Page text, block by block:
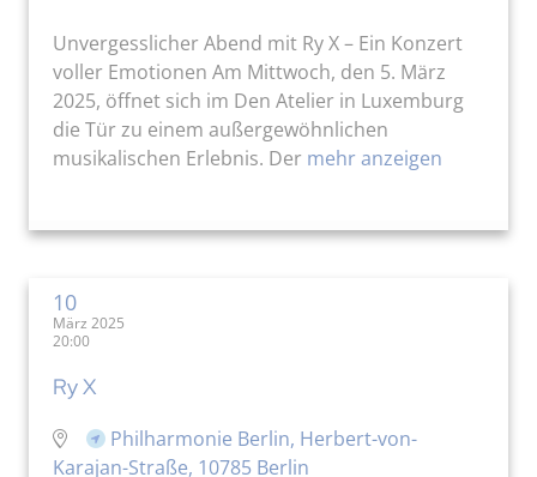
Unvergesslicher Abend mit Ry X – Ein Konzert
voller Emotionen Am Mittwoch, den 5. März
2025, öffnet sich im Den Atelier in Luxemburg
die Tür zu einem außergewöhnlichen
musikalischen Erlebnis. Der mehr anzeigen
10
März 2025
20:00
Ry X
Philharmonie Berlin, Herbert-von-
Karajan-Straße, 10785 Berlin